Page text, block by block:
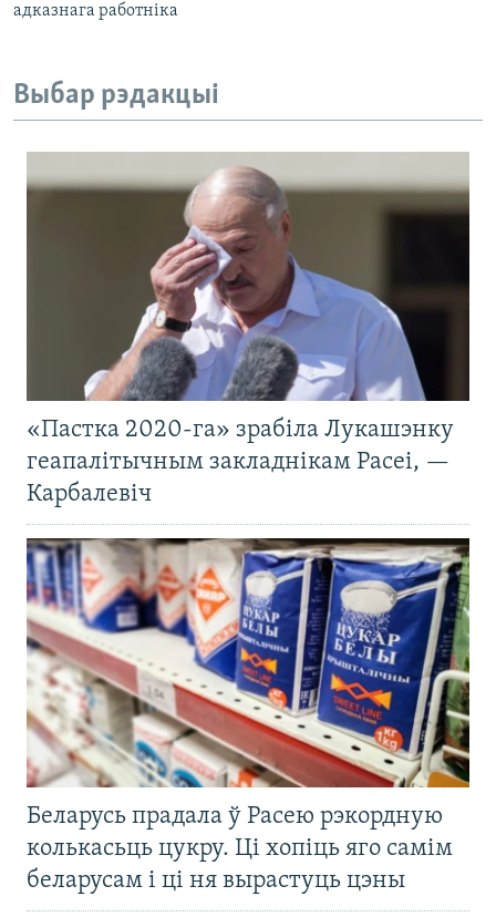
адказнага работніка
Выбар рэдакцыі
«Пастка 2020-га» зрабіла Лукашэнку
геапалітычным закладнікам Расеі, —
Карбалевіч
Беларусь прадала ў Расею рэкордную
колькасьць цукру. Ці хопіць яго самім
беларусам і ці ня вырастуць цэны